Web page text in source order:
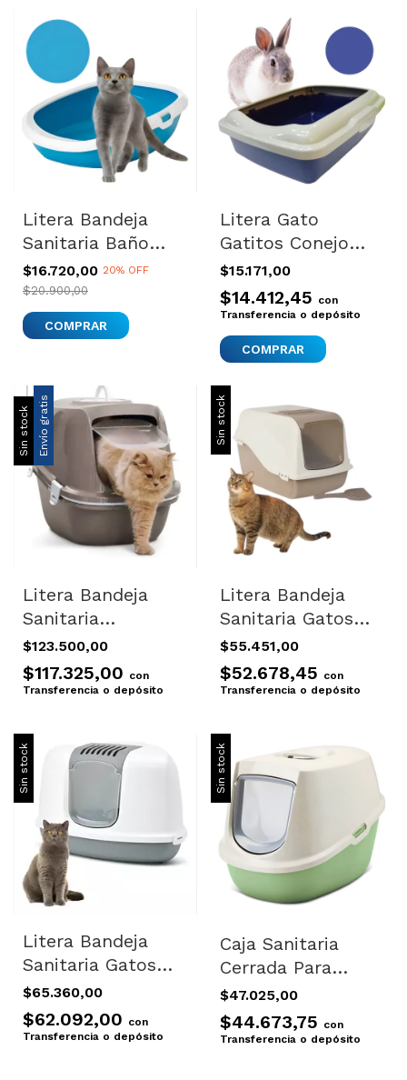
Litera Bandeja
Sanitaria Baño
Para Gatos Gizmo
Medium Azul
$16.720,00 20% OFF
$20.900,00
Litera Gato
Gatitos Conejo
Bandeja Sanitaria
Mediana
$15.171,00
$14.412,45 con
Transferencia o depósito
COMPRAR
Sin stock Envío gratis
Litera Bandeja
Sanitaria
Autolimpiante
Gatos Reina Savic
$123.500,00
$117.325,00 con
Transferencia o depósito
Sin stock
Litera Bandeja
Sanitaria Gatos
Piedritas Filtro
Olor Ariel Color
Beige
$55.451,00
$52.678,45 con
Transferencia o depósito
Sin stock
Litera Bandeja
Sanitaria Gatos
Filtro Olores
Corner
$65.360,00
$62.092,00 con
Transferencia o depósito
Sin stock
Caja Sanitaria
Cerrada Para
Gatos Savic
Manon Con Filtro
Verde Beige
$47.025,00
$44.673,75 con
Transferencia o depósito